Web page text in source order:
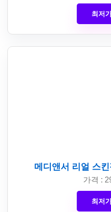
최저
메디앤서 리얼 스
가격 :
최저